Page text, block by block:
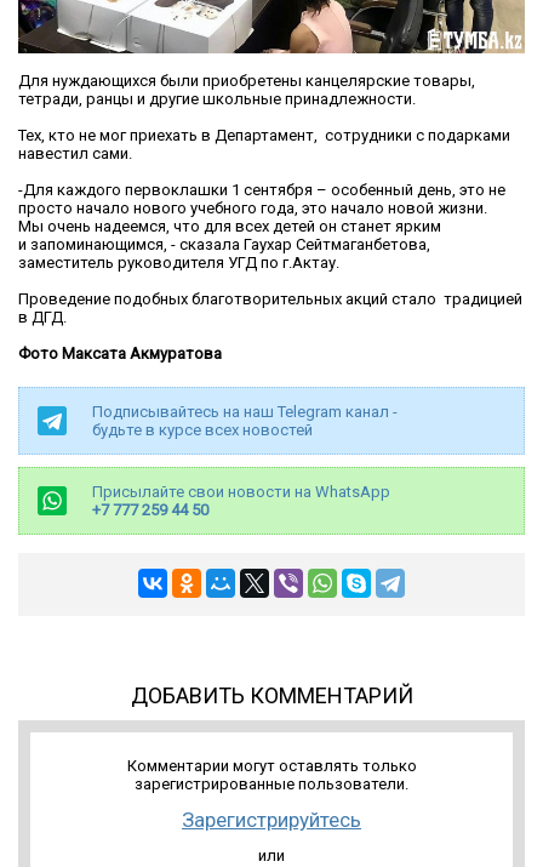
Для нуждающихся были приобретены канцелярские товары,
тетради, ранцы и другие школьные принадлежности.
Тех, кто не мог приехать в Департамент, сотрудники с подарками
навестил сами.
-Для каждого первоклашки 1 сентября – особенный день, это не
просто начало нового учебного года, это начало новой жизни.
Мы очень надеемся, что для всех детей он станет ярким
и запоминающимся, - сказала Гаухар Сейтмаганбетова,
заместитель руководителя УГД по г.Актау.
Проведение подобных благотворительных акций стало традицией
в ДГД.
Фото Максата Акмуратова
Подписывайтесь на наш Telegram канал -
будьте в курсе всех новостей
Присылайте свои новости на WhatsApp
+7 777 259 44 50
ДОБАВИТЬ КОММЕНТАРИЙ
Комментарии могут оставлять только
зарегистрированные пользователи.
Зарегистрируйтесь
или